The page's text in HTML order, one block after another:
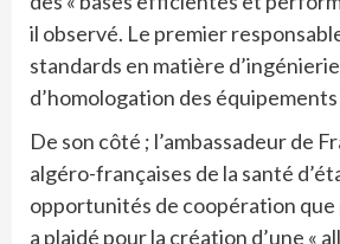
il observé. Le premier
standards en matière
d’homologation des équipements
De son côté ; l’ambassadeur de
algéro-françaises de la santé
opportunités de coopération
a plaidé pour la création d’une «